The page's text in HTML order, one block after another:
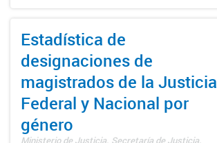
Estadística de
designaciones de
magistrados de la Justicia
Federal y Nacional por
género
Ministerio de Justicia. Secretaría de Justicia.